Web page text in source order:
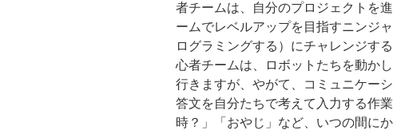
者チームは、自分のプロジェクトを
ームでレベルアップを目指すニンジ
ログラミングする）にチャレンジす
心者チームは、ロボットたちを動か
行きますが、やがて、コミュニケー
答文を自分たちで考えて入力する作
時？」「おやじ」など、いつの間に